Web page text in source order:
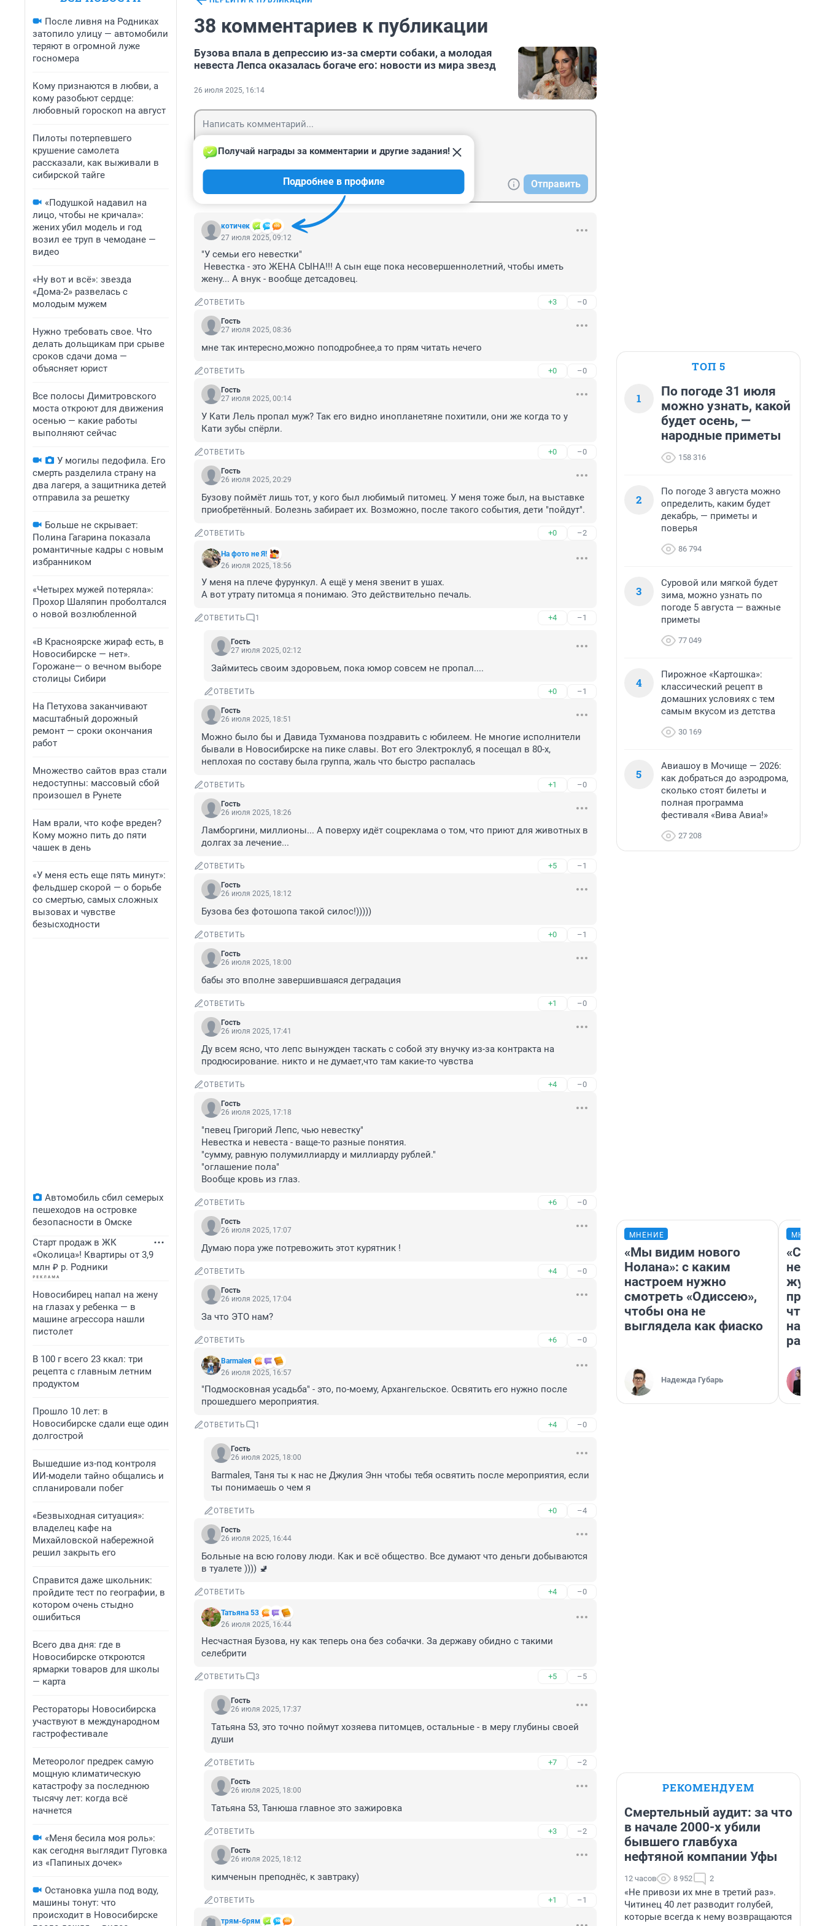
После ливня на Родниках
затопило улицу — автомобили
теряют в огромной луже
госномера
Кому признаются в любви, а
кому разобьют сердце:
любовный гороскоп на август
Пилоты потерпевшего
крушение самолета
рассказали, как выживали в
сибирской тайге
«Подушкой надавил на
лицо, чтобы не кричала»:
жених убил модель и год
возил ее труп в чемодане —
видео
«Ну вот и всё»: звезда
«Дома-2» развелась с
молодым мужем
Нужно требовать свое. Что
делать дольщикам при срыве
сроков сдачи дома —
объясняет юрист
Все полосы Димитровского
моста откроют для движения
осенью — какие работы
выполняют сейчас
У могилы педофила. Его
смерть разделила страну на
два лагеря, а защитника детей
отправила за решетку
Больше не скрывает:
Полина Гагарина показала
романтичные кадры с новым
избранником
«Четырех мужей потеряла»:
Прохор Шаляпин проболтался
о новой возлюбленной
«В Красноярске жираф есть, в
Новосибирске — нет».
Горожане— о вечном выборе
столицы Сибири
На Петухова заканчивают
масштабный дорожный
ремонт — сроки окончания
работ
Множество сайтов враз стали
недоступны: массовый сбой
произошел в Рунете
Нам врали, что кофе вреден?
Кому можно пить до пяти
чашек в день
«У меня есть еще пять минут»:
фельдшер скорой — о борьбе
со смертью, самых сложных
вызовах и чувстве
безысходности
Автомобиль сбил семерых
пешеходов на островке
безопасности в Омске
Старт продаж в ЖК
«Околица»! Квартиры от 3,9
млн ₽ р. Родники
Новосибирец напал на жену
на глазах у ребенка — в
машине агрессора нашли
пистолет
В 100 г всего 23 ккал: три
рецепта с главным летним
продуктом
Прошло 10 лет: в
Новосибирске сдали еще один
долгострой
Вышедшие из-под контроля
ИИ-модели тайно общались и
спланировали побег
«Безвыходная ситуация»:
владелец кафе на
Михайловской набережной
решил закрыть его
Справится даже школьник:
пройдите тест по географии, в
котором очень стыдно
ошибиться
Всего два дня: где в
Новосибирске откроются
ярмарки товаров для школы
— карта
Рестораторы Новосибирска
участвуют в международном
гастрофестивале
Метеоролог предрек самую
мощную климатическую
катастрофу за последнюю
тысячу лет: когда всё
начнется
«Меня бесила моя роль»:
как сегодня выглядит Пуговка
из «Папиных дочек»
Остановка ушла под воду,
машины тонут: что
происходит в Новосибирске
38 комментариев к публикации
Бузова впала в депрессию из-за смерти собаки, а молодая
невеста Лепса оказалась богаче его: новости из мира звезд
26 июля 2025, 16:14
Отправить
котичек
Получай награды за комментарии и другие задания!
Подробнее в профиле
27 июля 2025, 09:12
"У семьи его невестки"
жену... А внук - вообще детсадовец.
ОТВЕТИТЬ +3 –0
Гость
27 июля 2025, 08:36
мне так интересно,можно поподробнее,а то прям читать нечего
ОТВЕТИТЬ +0 –0
Гость
27 июля 2025, 00:14
У Кати Лель пропал муж? Так его видно инопланетяне похитили, они же когда то у
Кати зубы спёрли.
ОТВЕТИТЬ +0 –0
Гость
26 июля 2025, 20:29
Бузову поймёт лишь тот, у кого был любимый питомец. У меня тоже был, на выставке
приобретённый. Болезнь забирает их. Возможно, после такого события, дети "пойдут".
ОТВЕТИТЬ +0 –2
На фото не Я!
26 июля 2025, 18:56
У меня на плече фурункул. А ещё у меня звенит в ушах.
А вот утрату питомца я понимаю. Это действительно печаль.
ОТВЕТИТЬ 1 +4 –1
Гость
27 июля 2025, 02:12
Займитесь своим здоровьем, пока юмор совсем не пропал....
ОТВЕТИТЬ +0 –1
Гость
26 июля 2025, 18:51
Можно было бы и Давида Тухманова поздравить с юбилеем. Не многие исполнители
бывали в Новосибирске на пике славы. Вот его Электроклуб, я посещал в 80-х,
неплохая по составу была группа, жаль что быстро распалась
ОТВЕТИТЬ +1 –0
Гость
26 июля 2025, 18:26
Ламборгини, миллионы... А поверху идёт соцреклама о том, что приют для животных в
долгах за лечение...
ОТВЕТИТЬ +5 –1
Гость
26 июля 2025, 18:12
Бузова без фотошопа такой силос!)))))
ОТВЕТИТЬ +0 –1
Гость
26 июля 2025, 18:00
бабы это вполне завершившаяся деградация
ОТВЕТИТЬ +1 –0
Гость
26 июля 2025, 17:41
Ду всем ясно, что лепс вынужден таскать с собой эту внучку из-за контракта на
продюсирование. никто и не думает,что там какие-то чувства
ОТВЕТИТЬ +4 –0
Гость
26 июля 2025, 17:18
"певец Григорий Лепс, чью невестку"
Невестка и невеста - ваще-то разные понятия.
"сумму, равную полумиллиарду и миллиарду рублей."
"оглашение пола"
Вообще кровь из глаз.
ОТВЕТИТЬ +6 –0
Гость
26 июля 2025, 17:07
Думаю пора уже потревожить этот курятник !
ОТВЕТИТЬ +4 –0
Гость
26 июля 2025, 17:04
За что ЭТО нам?
ОТВЕТИТЬ +6 –0
Barmaleя
26 июля 2025, 16:57
"Подмосковная усадьба" - это, по-моему, Архангельское. Освятить его нужно после
прошедшего мероприятия.
ОТВЕТИТЬ 1 +4 –0
Гость
26 июля 2025, 18:00
Barmaleя, Таня ты к нас не Джулия Энн чтобы тебя освятить после мероприятия, если
ты понимаешь о чем я
ОТВЕТИТЬ +0 –4
Гость
26 июля 2025, 16:44
Больные на всю голову люди. Как и всё общество. Все думают что деньги добываются
в туалете )))) 🚽
ОТВЕТИТЬ +4 –0
Татьяна 53
26 июля 2025, 16:44
Несчастная Бузова, ну как теперь она без собачки. За державу обидно с такими
селебрити
ОТВЕТИТЬ 3 +5 –5
Гость
26 июля 2025, 17:37
Татьяна 53, это точно поймут хозяева питомцев, остальные - в меру глубины своей
души
ОТВЕТИТЬ +7 –2
Гость
26 июля 2025, 18:00
Татьяна 53, Танюша главное это зажировка
ОТВЕТИТЬ +3 –2
Гость
26 июля 2025, 18:12
кимченын преподнёс, к завтраку)
ОТВЕТИТЬ +1 –1
трям-брям
ТОП 5
1
По погоде 31 июля
можно узнать, какой
будет осень, —
народные приметы
158 316
2
По погоде 3 августа можно
определить, каким будет
декабрь, — приметы и
поверья
86 794
3
Суровой или мягкой будет
зима, можно узнать по
погоде 5 августа — важные
приметы
77 049
4
Пирожное «Картошка»:
классический рецепт в
домашних условиях с тем
самым вкусом из детства
30 169
5
Авиашоу в Мочище — 2026:
как добраться до аэродрома,
сколько стоят билеты и
полная программа
фестиваля «Вива Авиа!»
27 208
МНЕНИЕ
«Мы видим нового
Нолана»: с каким
настроем нужно
смотреть «Одиссею»,
чтобы она не
выглядела как фиаско
Надежда Губарь
на
ради
РЕКОМЕНДУЕМ
Смертельный аудит: за что
в начале 2000-х убили
бывшего главбуха
нефтяной компании Уфы
12 часов 8 952 2
«Не привози их мне в третий раз».
Читинец 40 лет разводит голубей,
которые всегда к нему возвращаются